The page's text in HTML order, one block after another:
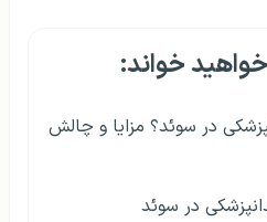
خواند:
در سوئد؟ مزایا و چالش‌
در سوئد